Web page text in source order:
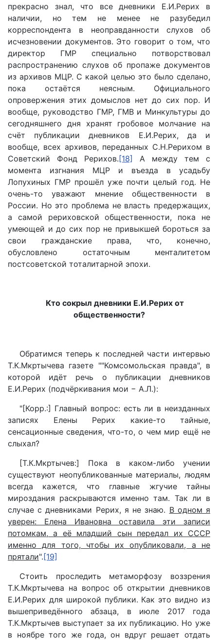
прекрасно знал, что все дневники Е.И.Рерих в
наличии, но тем не менее не разубедил
корреспондента в неоправданности слухов об
исчезновении документов. Это говорит о том, что
директор ГМР специально потворствовал
распространению слухов об пропаже документов
из архивов МЦР. С какой целью это было сделано,
пока остаётся неясным. Официального
опровержения этих домыслов нет до сих пор. И
вообще, руководство ГМР, ГМВ и Минкультуры до
сегодняшнего дня хранят гробовое молчание на
счёт публикации дневников Е.И.Рерих, да и
вообще, всех архивов, переданных С.Н.Рерихом в
Советский Фонд Рерихов.[18] А между тем с
момента изгнания МЦР и въезда в усадьбу
Лопухиных ГМР прошёл уже почти целый год. Не
очень-то уважают мнение общественности в
России. Но это проблема не власть предержащих,
а самой рериховской общественности, пока не
умеющей и до сих пор не привыкшей бороться за
свои гражданские права, что, конечно,
обусловлено остаточным менталитетом
постсоветской тоталитарной эпохи.
Кто сокрыл дневники Е.И.Рерих от
общественности?
Обратимся теперь к последней части интервью
Т.К.Мкртычева газете ""Комсомольская правда", в
которой идёт речь о публикации дневников
Е.И.Рерих (подчёркивания мои − А.Л.):
"[Корр.:] Главный вопрос: есть ли в неизданных
записях Елены Рерих какие-то тайные,
сенсационные сведения, что-то, о чем мир ещё не
слыхал?
[Т.К.Мкртычев:] Пока в каком-либо учении
существуют неопубликованные материалы, людям
всегда кажется, что главные жгучие тайны
мироздания раскрываются именно там. Так ли в
случае с дневниками Рерих, я не знаю. В одном я
уверен: Елена Ивановна оставила эти записи
потомкам, а её младший сын передал их СССР
именно для того, чтобы их опубликовали, а не
прятали".[19]
Стоить проследить метаморфозу воззрения
Т.К.Мкртычева на вопрос об открытии дневников
Е.И.Рерих для широкой публики. Как это видно из
вышеприведённого абзаца, в июле 2017 года
Т.К.Мкртычев выступает за их публикацию. Но уже
в ноябре того же года, он вдруг решает отдать